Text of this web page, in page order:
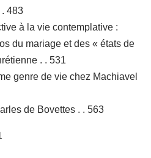
483
à la vie contemplative :
du mariage et des « états de
. . 531
genre de vie chez Machiavel
de Bovettes . . 563